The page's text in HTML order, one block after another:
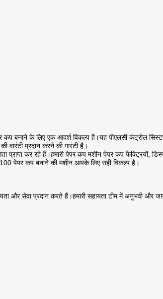
बनाने के लिए एक आदर्श विकल्प है।यह पीएलसी कंट्रोल
वारंटी प्रदान करने की गारंटी है।
प्राप्त कर रहे हैं।हमारी पेपर कप मशीन पेपर कप
पेपर कप बनाने की मशीन आपके लिए सही विकल्प है।
और सेवा प्रदान करते हैं।हमारी सहायता टीम में अनुभवी और